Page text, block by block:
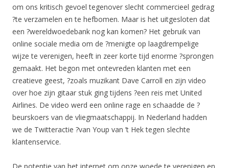
om ons kritisch gevoel tegenover slecht commercieel gedrag
?te verzamelen en te hefbomen. Maar is het uitgesloten dat
een ?wereldwoedebank nog kan komen? Het gebruik van
online sociale media om de ?menigte op laagdrempelige
wijze te verenigen, heeft in zeer korte tijd enorme ?sprongen
gemaakt. Het begon met ontevreden klanten met een
creatieve geest, ?zoals muzikant Dave Carroll en zijn video
over hoe zijn gitaar stuk ging tijdens ?een reis met United
Airlines. De video werd een online rage en schaadde de ?
beurskoers van de vliegmaatschappij. In Nederland hadden
we de Twitteractie ?van Youp van ’t Hek tegen slechte
klantenservice.